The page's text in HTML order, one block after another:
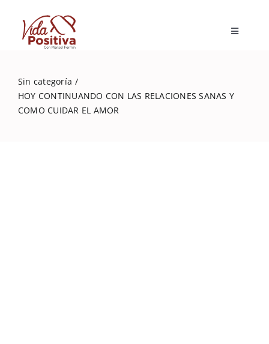
content
Toggle
Sin categoría
HOY CONTINUANDO CON LAS RELACIONES SANAS Y
COMO CUIDAR EL AMOR